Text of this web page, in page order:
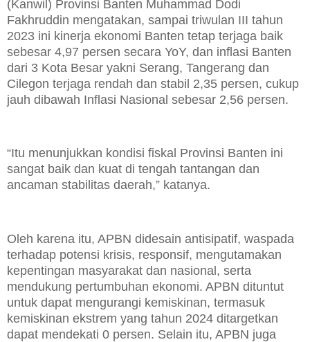
(Kanwil) Provinsi Banten Muhammad Dodi
Fakhruddin mengatakan, sampai triwulan III tahun
2023 ini kinerja ekonomi Banten tetap terjaga baik
sebesar 4,97 persen secara YoY, dan inflasi Banten
dari 3 Kota Besar yakni Serang, Tangerang dan
Cilegon terjaga rendah dan stabil 2,35 persen, cukup
jauh dibawah Inflasi Nasional sebesar 2,56 persen.
“Itu menunjukkan kondisi fiskal Provinsi Banten ini
sangat baik dan kuat di tengah tantangan dan
ancaman stabilitas daerah,” katanya.
Oleh karena itu, APBN didesain antisipatif, waspada
terhadap potensi krisis, responsif, mengutamakan
kepentingan masyarakat dan nasional, serta
mendukung pertumbuhan ekonomi. APBN dituntut
untuk dapat mengurangi kemiskinan, termasuk
kemiskinan ekstrem yang tahun 2024 ditargetkan
dapat mendekati 0 persen. Selain itu, APBN juga